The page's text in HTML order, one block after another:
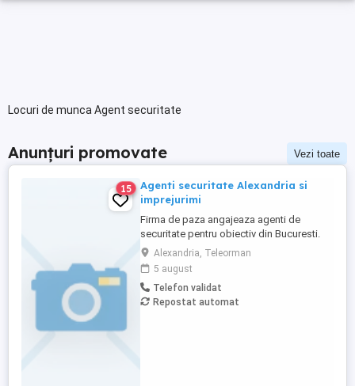
Locuri de munca Agent securitate
Anunțuri promovate Vezi toate
15
Agenti securitate Alexandria si
imprejurimi
Firma de paza angajeaza agenti de
securitate pentru obiectiv din Bucuresti.
Se ofera transport gratuit,program de
lucru in ture (24 48), salarizare 3400 lei net.
Mai multe detalii la telefon 0748199453.
Alexandria, Teleorman
5 august
Telefon validat
Repostat automat